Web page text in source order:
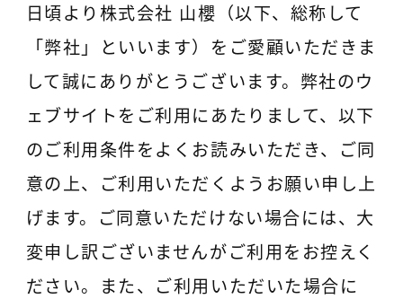
日頃より株式会社 山櫻（以下、総称して
「弊社」といいます）をご愛顧いただきま
して誠にありがとうございます。弊社のウ
ェブサイトをご利用にあたりまして、以下
のご利用条件をよくお読みいただき、ご同
意の上、ご利用いただくようお願い申し上
げます。ご同意いただけない場合には、大
変申し訳ございませんがご利用をお控えく
ださい。また、ご利用いただいた場合に